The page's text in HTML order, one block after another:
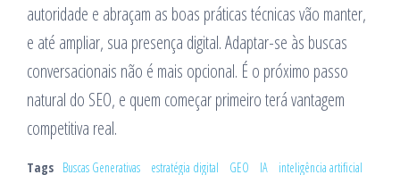
autoridade e abraçam as boas práticas técnicas vão manter,
e até ampliar, sua presença digital. Adaptar-se às buscas
conversacionais não é mais opcional. É o próximo passo
natural do SEO, e quem começar primeiro terá vantagem
competitiva real.
Tags Buscas Generativas estratégia digital GEO IA inteligência artificial